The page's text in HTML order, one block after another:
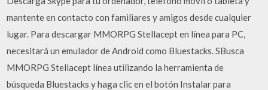
mantente en contacto con familiares y amigos desde cualquier
lugar. Para descargar MMORPG Stellacept en línea para PC,
necesitará un emulador de Android como Bluestacks. SBusca
MMORPG Stellacept línea utilizando la herramienta de
búsqueda Bluestacks y haga clic en el botón Instalar para